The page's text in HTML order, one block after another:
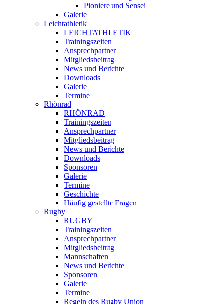
Pioniere und Sensei
Galerie
Leichtathletik
LEICHTATHLETIK
Trainingszeiten
Ansprechpartner
Mitgliedsbeitrag
News und Berichte
Downloads
Galerie
Termine
Rhönrad
RHÖNRAD
Trainingszeiten
Ansprechpartner
Mitgliedsbeitrag
News und Berichte
Downloads
Sponsoren
Galerie
Termine
Geschichte
Häufig gestellte Fragen
Rugby
RUGBY
Trainingszeiten
Ansprechpartner
Mitgliedsbeitrag
Mannschaften
News und Berichte
Sponsoren
Galerie
Termine
Regeln des Rugby Union